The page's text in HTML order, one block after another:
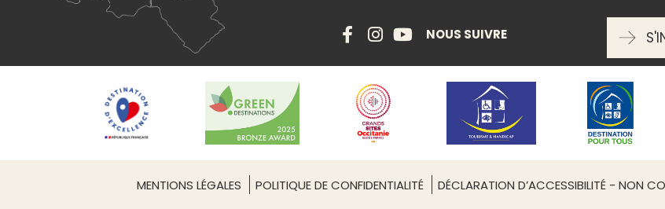
Leaflet| ©
Eurocard - Mastercard
LANGUES PARLÉES
NOUS SUIVRE
MENTIONS LÉGALES POLITIQUE DE CONFIDENTIALITÉ DÉCLARATION D’ACCESSIBILITÉ - NON